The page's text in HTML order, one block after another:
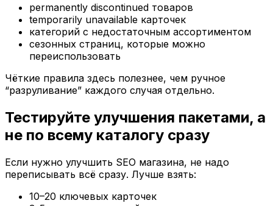
permanently discontinued товаров
temporarily unavailable карточек
категорий с недостаточным ассортиментом
сезонных страниц, которые можно
переиспользовать
Чёткие правила здесь полезнее, чем ручное
“разруливание” каждого случая отдельно.
Тестируйте улучшения пакетами, а
не по всему каталогу сразу
Если нужно улучшить SEO магазина, не надо
переписывать всё сразу. Лучше взять:
10–20 ключевых карточек